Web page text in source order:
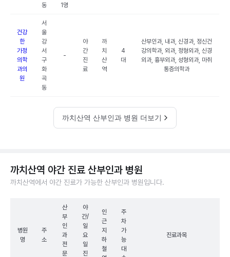
동
1명
건강
한
가정
의학
과의
원
서
울
강
서
구
화
곡
동
-
야
간
진
료
까
치
산
역
4
대
산부인과, 내과, 신경과, 정신건
강의학과, 외과, 정형외과, 신경
외과, 흉부외과, 성형외과, 마취
통증의학과
까치산역 산부인과 병원 더보기
까치산역 야간 진료 산부인과 병원
까치산역에서 야간 진료가 가능한 산부인과 병원입니다.
병원
명
주
소
산
부
인
과
전
문
야
간/
일
요
일
진
인
근
지
하
철
주
차
가
능
대
진료과목